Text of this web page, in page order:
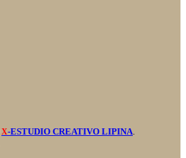
X-ESTUDIO CREATIVO LIPINA